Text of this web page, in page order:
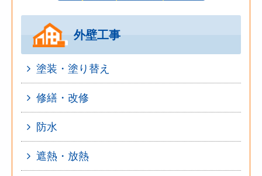
外壁工事
塗装・塗り替え
修繕・改修
防水
遮熱・放熱